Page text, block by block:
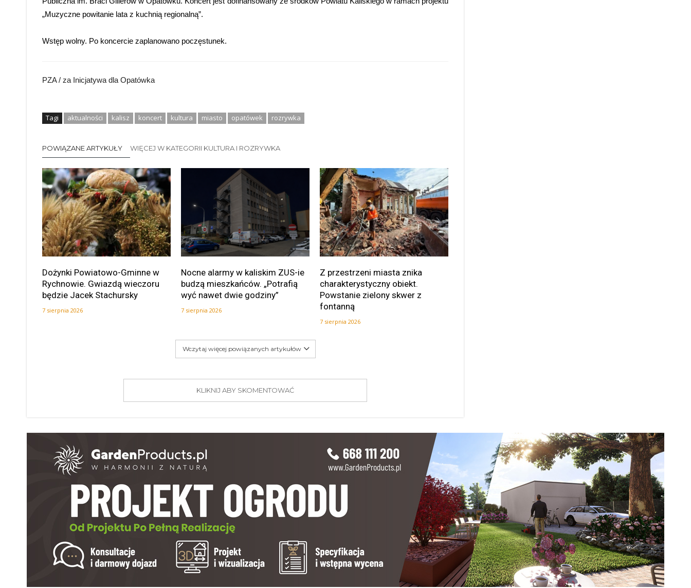
„Muzyczne powitanie lata z kuchnią regionalną”.
Wstęp wolny. Po koncercie zaplanowano poczęstunek.
PZA / za Inicjatywa dla Opatówka
Tagi aktualności kalisz koncert kultura miasto opatówek rozrywka
POWIĄZANE ARTYKUŁY WIĘCEJ W KATEGORII KULTURA I ROZRYWKA
Dożynki Powiatowo-Gminne w
Rychnowie. Gwiazdą wieczoru
będzie Jacek Stachursky
7 sierpnia 2026
Nocne alarmy w kaliskim ZUS-ie
budzą mieszkańców. „Potrafią
wyć nawet dwie godziny”
7 sierpnia 2026
Z przestrzeni miasta znika
charakterystyczny obiekt.
Powstanie zielony skwer z
fontanną
7 sierpnia 2026
Wczytaj więcej powiązanych artykułów
KLIKNIJ ABY SKOMENTOWAĆ